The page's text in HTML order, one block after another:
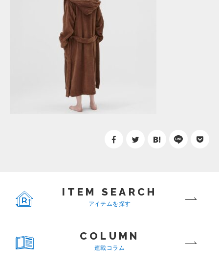
ITEM SEARCH
アイテムを探す
COLUMN
連載コラム